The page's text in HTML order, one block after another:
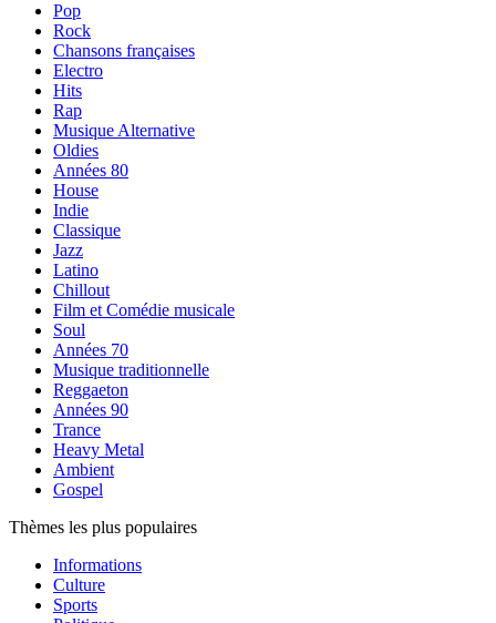
Pop
Rock
Chansons françaises
Electro
Hits
Rap
Musique Alternative
Oldies
Années 80
House
Indie
Classique
Jazz
Latino
Chillout
Film et Comédie musicale
Soul
Années 70
Musique traditionnelle
Reggaeton
Années 90
Trance
Heavy Metal
Ambient
Gospel
Thèmes les plus populaires
Informations
Culture
Sports